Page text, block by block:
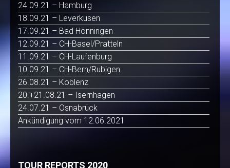
24.09.21 – Hamburg
18.09.21 – Leverkusen
17.09.21 – Bad Hönningen
12.09.21 – CH-Basel/Pratteln
11.09.21 – CH-Laufenburg
10.09.21 – CH-Bern/Rubigen
26.08.21 – Koblenz
20.+21.08.21 – Isernhagen
24.07.21 – Osnabrück
Ankündigung vom 12.06.2021
TOUR REPORTS 2020